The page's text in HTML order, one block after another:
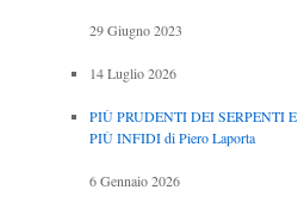
29 Giugno 2023
14 Luglio 2026
PIÙ PRUDENTI DEI SERPENTI E
PIÙ INFIDI di Piero Laporta
6 Gennaio 2026